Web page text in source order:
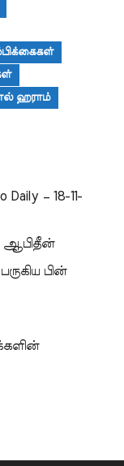
ஹராம்
– 18-11-
ஆபிதீன்
பின்